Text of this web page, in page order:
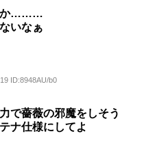
か………
いなぁ
ID:8948AU/b0
で薔薇の邪魔をしそう
ナ仕様にしてよ